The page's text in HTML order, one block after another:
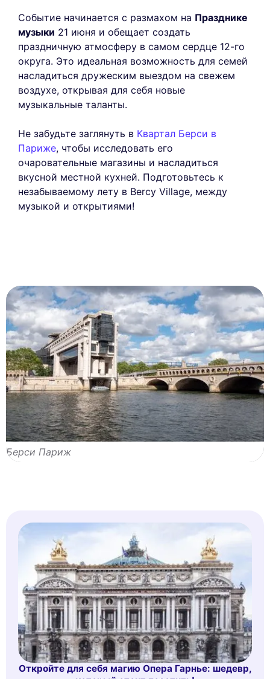
Событие начинается с размахом на Празднике
музыки 21 июня и обещает создать
праздничную атмосферу в самом сердце 12-го
округа. Это идеальная возможность для семей
насладиться дружеским выездом на свежем
воздухе, открывая для себя новые
музыкальные таланты.
Не забудьте заглянуть в Квартал Берси в
Париже, чтобы исследовать его
очаровательные магазины и насладиться
вкусной местной кухней. Подготовьтесь к
незабываемому лету в Bercy Village, между
музыкой и открытиями!
Берси Париж
Откройте для себя магию Опера Гарнье: шедевр,